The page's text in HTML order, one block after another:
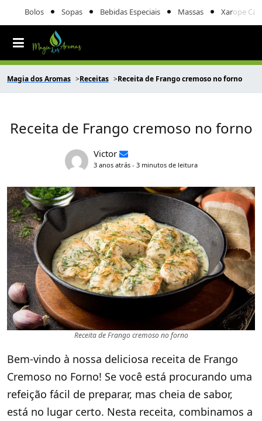
Bolos Sopas Bebidas Especiais Massas Xarope
Magia dos Aromas Receitas Receita de Frango cremoso no forno
Receita de Frango cremoso no forno
Victor
3 anos atrás - 3 minutos de leitura
Receita de Frango cremoso no forno
Bem-vindo à nossa deliciosa receita de Frango
Cremoso no Forno! Se você está procurando uma
refeição fácil de preparar, mas cheia de sabor,
está no lugar certo. Nesta receita, combinamos a